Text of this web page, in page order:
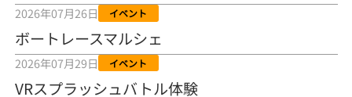
【ボートレース】12R優勝戦のスタート特訓実施 初Ｖ目指す宮崎心
之介の仕上がり上々／常滑 - 日刊スポーツ
2026年08月04日
【とこなめボート ルーキーシリーズ第15戦】荒木颯斗 当地フレッシ
2026年07月26日 イベント
ボートレースマルシェ
2026年07月29日 イベント
VRスプラッシュバトル体験